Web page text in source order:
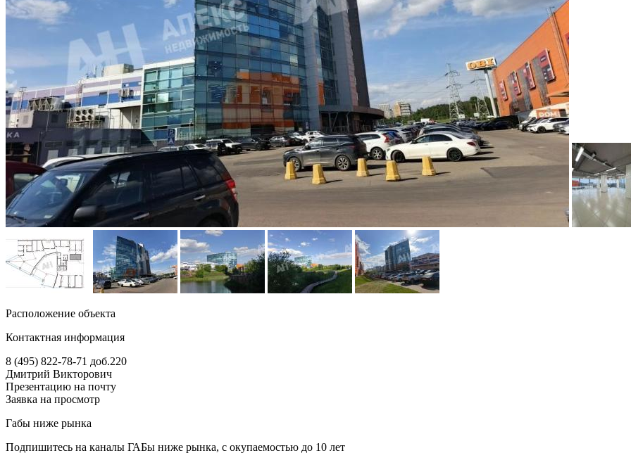
Расположение объекта
Контактная информация
8 (495) 822-78-71 доб.220
Дмитрий Викторович
Презентацию на почту
Заявка на просмотр
Габы ниже рынка
Подпишитесь на каналы ГАБы ниже рынка, с окупаемостью до 10 лет